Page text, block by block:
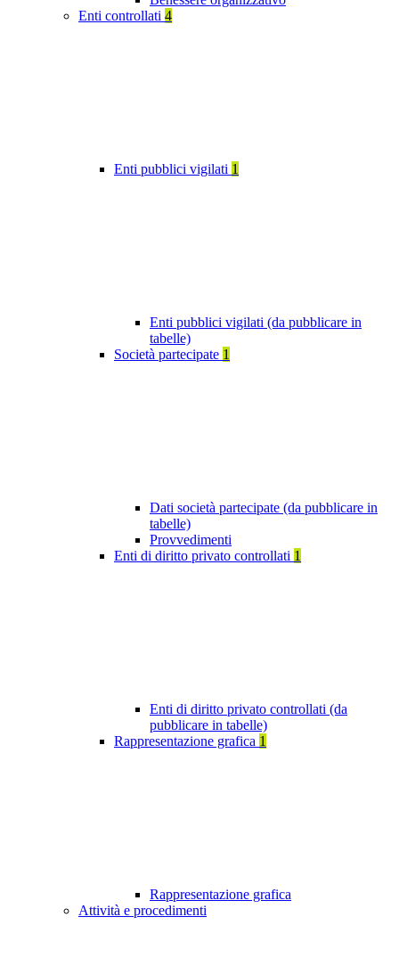
Enti controllati 4
Enti pubblici vigilati 1
Enti pubblici vigilati (da pubblicare in
tabelle)
Società partecipate 1
Dati società partecipate (da pubblicare in
tabelle)
Provvedimenti
Enti di diritto privato controllati 1
Enti di diritto privato controllati (da
pubblicare in tabelle)
Rappresentazione grafica 1
Rappresentazione grafica
Attività e procedimenti